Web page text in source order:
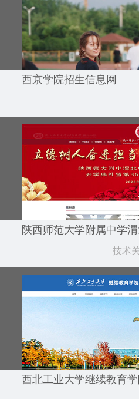
西京学院招生信息网
陕西师范大学附属中学
技术
西北工业大学继续教育